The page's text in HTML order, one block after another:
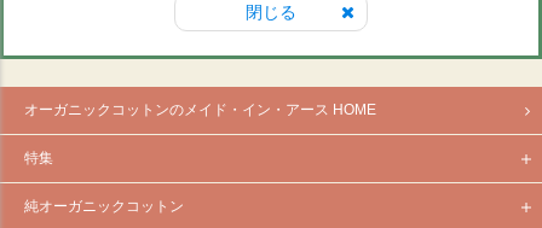
閉じる
オーガニックコットンのメイド・イン・アース HOME
特集
純オーガニックコットン